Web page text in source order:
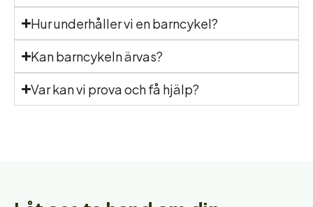
Hur underhåller vi en barncykel?
Kan barncykeln ärvas?
Var kan vi prova och få hjälp?